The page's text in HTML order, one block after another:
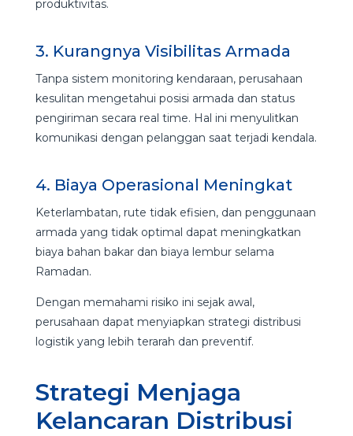
produktivitas.
3. Kurangnya Visibilitas Armada
Tanpa sistem monitoring kendaraan, perusahaan
kesulitan mengetahui posisi armada dan status
pengiriman secara real time. Hal ini menyulitkan
komunikasi dengan pelanggan saat terjadi kendala.
4. Biaya Operasional Meningkat
Keterlambatan, rute tidak efisien, dan penggunaan
armada yang tidak optimal dapat meningkatkan
biaya bahan bakar dan biaya lembur selama
Ramadan.
Dengan memahami risiko ini sejak awal,
perusahaan dapat menyiapkan strategi distribusi
logistik yang lebih terarah dan preventif.
Strategi Menjaga
Kelancaran Distribusi